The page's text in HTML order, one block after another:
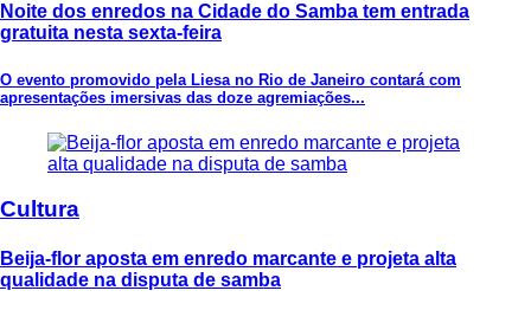
Noite dos enredos na Cidade do Samba tem entrada
gratuita nesta sexta-feira
O evento promovido pela Liesa no Rio de Janeiro contará com
apresentações imersivas das doze agremiações...
Cultura
Beija-flor aposta em enredo marcante e projeta alta
qualidade na disputa de samba